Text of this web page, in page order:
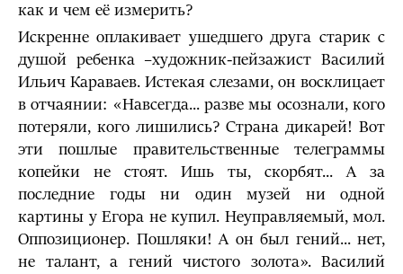
как и чем её измерить?
Искренне оплакивает ушедшего друга старик с
душой ребенка –художник-пейзажист Василий
Ильич Караваев. Истекая слезами, он восклицает
в отчаянии: «Навсегда... разве мы осознали, кого
потеряли, кого лишились? Страна дикарей! Вот
эти пошлые правительственные телеграммы
копейки не стоят. Ишь ты, скорбят... А за
последние годы ни один музей ни одной
картины у Егора не купил. Неуправляемый, мол.
Оппозиционер. Пошляки! А он был гений... нет,
не талант, а гений чистого золота». Василий